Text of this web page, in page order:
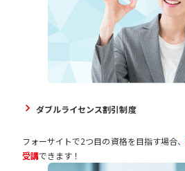
ダブルライセンス割引制度
フォーサイトで2つ目の資格を目指す場合、
受講できます！